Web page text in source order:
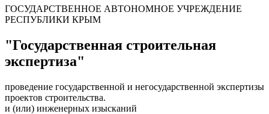
ГОСУДАРСТВЕННОЕ АВТОНОМНОЕ УЧРЕЖДЕНИЕ
РЕСПУБЛИКИ КРЫМ
"Государственная строительная
экспертиза"
проведение государственной и негосударственной экспертизы
проектов строительства.
и (или) инженерных изысканий